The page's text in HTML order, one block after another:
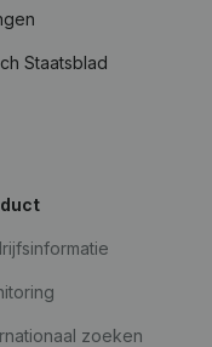
Staatsblad
zoeken